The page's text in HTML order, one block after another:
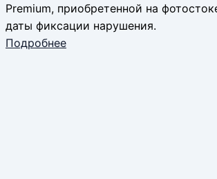
Premium, приобретенной на
даты фиксации нарушения.
Подробнее